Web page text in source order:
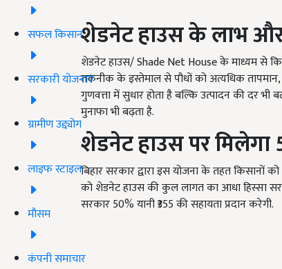
सफल किसान
सरकारी योजनाएं
ग्रामीण उद्द्योग
लाइफ स्टाइल
मौसम
कंपनी समाचार
शेडनेट हाउसके लाभ
शेडनेट हाउस/ Shade Net House के माध्यम से
तकनीक के इस्तेमाल से पौधों को अत्यधिक
गुणवत्ता में सुधार होता है बल्कि उत्पादन की दर
मुनाफा भी बढ़ता है.
शेडनेट हाउसपर मिलेगा
बिहार सरकार द्वारा इस योजना के तहत
को शेडनेट हाउस की कुल लागत का आधा हिस्सा
सरकार 50% यानी ₹355 की सहायता प्रदान करेगी.